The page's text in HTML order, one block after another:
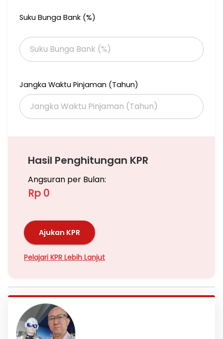
Suku Bunga Bank (%)
Jangka Waktu Pinjaman (Tahun)
Hasil Penghitungan KPR
Angsuran per Bulan:
Rp 0
Ajukan KPR
Pelajari KPR Lebih Lanjut